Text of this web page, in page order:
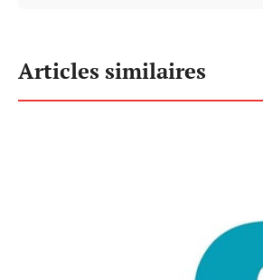
Articles similaires